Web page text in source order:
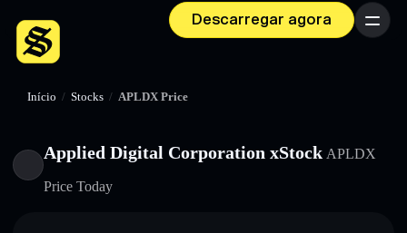
Descarregar agora Menu
Início / Stocks / APLDX Price
Applied Digital Corporation xStock APLDX
Price Today